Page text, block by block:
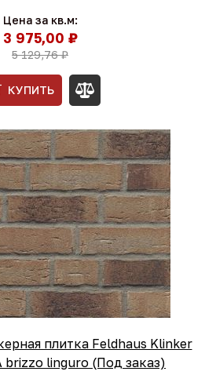
Цена за кв.м:
3 975,00 ₽
5 129,76 ₽
КУПИТЬ
плитка Feldhaus Klinker
brizzo linguro (Под заказ)